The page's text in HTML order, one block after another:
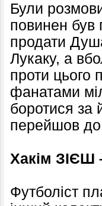
Були
повинен був
продати
Лукаку, а
проти цього
фанатами
боротися за
перейшов
Хакім ЗІЄШ
Футболіст